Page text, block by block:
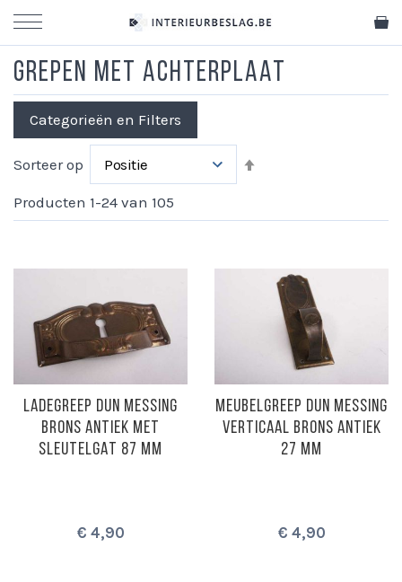
Grepen met achterplaat
Categorieën en Filters
Producten 1-24 van 105
Sorteer op
LADEGREEP DUN MESSING
BRONS ANTIEK MET
SLEUTELGAT 87 MM
€ 4,90
MEUBELGREEP DUN MESSING
VERTICAAL BRONS ANTIEK
27 MM
€ 4,90